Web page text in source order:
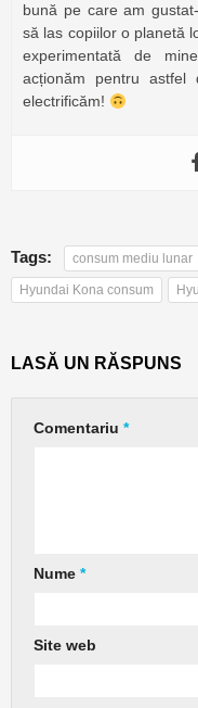
bună pe care am
să las copiilor o planetă
experimentată de
acționăm pentru
electrificăm!
Tags: consum mediu lunar
Hyundai Kona consum
LASĂ UN RĂSPUNS
Comentariu *
Nume *
Site web